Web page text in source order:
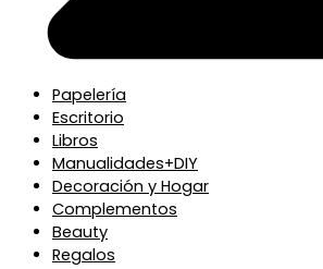
Papelería
Escritorio
Libros
Manualidades+DIY
Decoración y Hogar
Complementos
Beauty
Regalos